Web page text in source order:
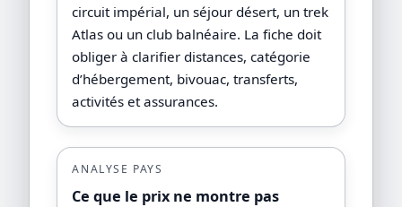
circuit impérial, un séjour désert, un trek
Atlas ou un club balnéaire. La fiche doit
obliger à clarifier distances, catégorie
d’hébergement, bivouac, transferts,
activités et assurances.
ANALYSE PAYS
Ce que le prix ne montre pas